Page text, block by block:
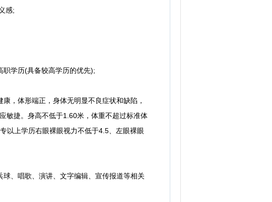
感;
学历(具备较高学历的优先);
体形端正，身体无明显不良症状和缺陷，
敏捷。身高不低于1.60米，体重不超过标准体
以上学历右眼裸眼视力不低于4.5、左眼裸眼
、唱歌、演讲、文字编辑、宣传报道等相关